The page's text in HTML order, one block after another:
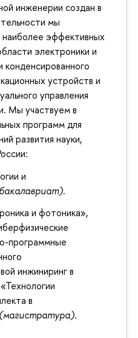
инженерии создан в
мы
эффективных
электроники и
конденсированного
устройств и
управления
Мы участвуем в
программ для
развития науки,
и
и фотоника»,
программные
инжиниринг в
в
(магистратура).